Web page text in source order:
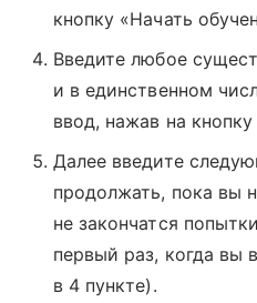
кнопку «Начать
Введите любое
и в единственном
ввод, нажав на
Далее введите
продолжать, пока вы
не закончатся
первый раз, когда вы
в 4 пункте).